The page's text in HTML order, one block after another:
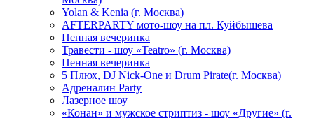
Yolan & Kenia (г. Москва)
AFTERPARTY мото-шоу на пл. Куйбышева
Пенная вечеринка
Травести - шоу «Teatro» (г. Москва)
Пенная вечеринка
5 Плюх, DJ Nick-One и Drum Pirate(г. Москва)
Адреналин Party
Лазерное шоу
«Конан» и мужское стриптиз - шоу «Другие» (г.